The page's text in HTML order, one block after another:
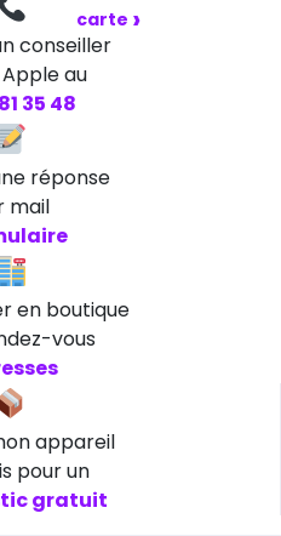
carte ›
conseiller
au
35 48
réponse
mail
en boutique
vous
appareil
pour un
gratuit